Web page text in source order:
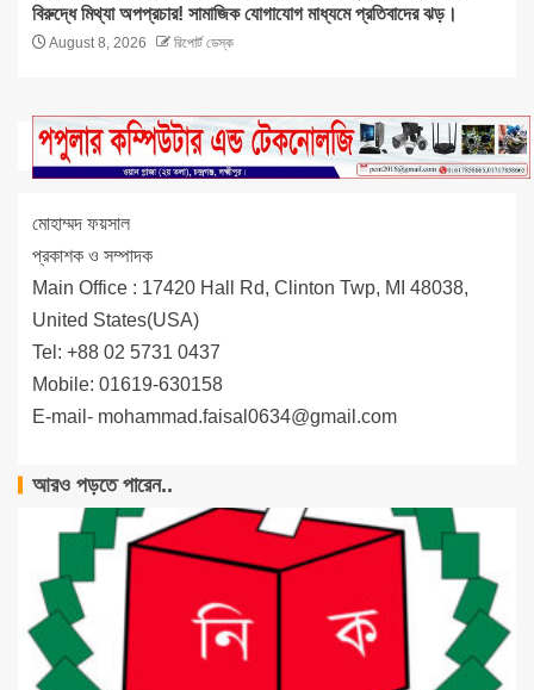
বিরুদ্ধে মিথ্যা অপপ্রচার! সামাজিক যোগাযোগ মাধ্যমে প্রতিবাদের ঝড়।
August 8, 2026 রিপোর্ট ডেস্ক
মোহাম্মদ ফয়সাল
প্রকাশক ও সম্পাদক
Main Office : 17420 Hall Rd, Clinton Twp, MI 48038,
United States(USA)
Tel: +88 02 5731 0437
Mobile: 01619-630158
E-mail- mohammad.faisal0634@gmail.com
আরও পড়তে পারেন..